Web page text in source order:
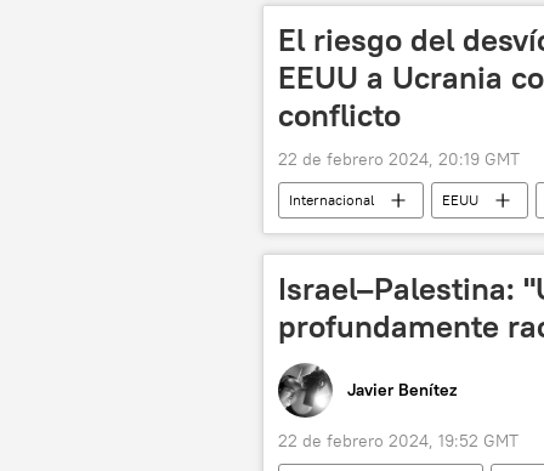
El riesgo del
EEUU a Ucrania
conflicto
22 de febrero 2024, 20:19 GMT
Internacional EEUU
Stimson Center
Donetsk
Israel–Palestina:
profundamente
Javier Benítez
22 de febrero 2024, 19:52 GMT